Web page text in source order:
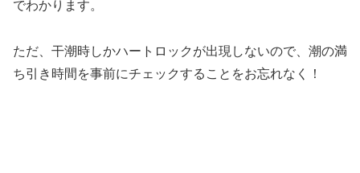
でわかります。
ただ、干潮時しかハートロックが出現しないので、潮の満
ち引き時間を事前にチェックすることをお忘れなく！